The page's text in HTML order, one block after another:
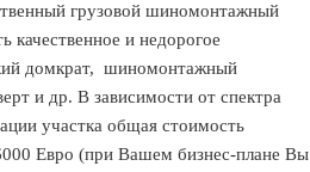
грузовой шиномонтажный
и недорогое
домкрат, шиномонтажный
и др. В зависимости от спектра
участка общая стоимость
Евро (при Вашем бизнес-плане Вы